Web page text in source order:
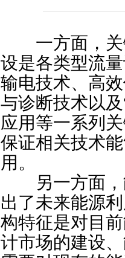
一方面，关
设是各类型流
输电技术、高
与诊断技术以
应用等一系列
保证相关技术
用。
另一方面，
出了未来能源
构特征是对目
计市场的建设